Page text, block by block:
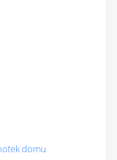
domu